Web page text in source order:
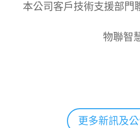
本公司客戶技術支援部門
物聯智
更多新訊及